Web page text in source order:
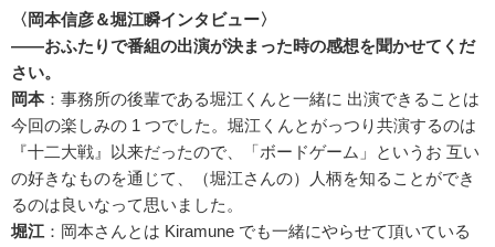
〈岡本信彦＆堀江瞬インタビュー〉
――おふたりで番組の出演が決まった時の感想を聞かせてくだ
さい。
岡本：事務所の後輩である堀江くんと一緒に 出演できることは
今回の楽しみの 1 つでした。堀江くんとがっつり共演するのは
『十二大戦』以来だったので、「ボードゲーム」というお 互い
の好きなものを通じて、（堀江さんの）人柄を知ることができ
るのは良いなって思いました。
堀江：岡本さんとは Kiramune でも一緒にやらせて頂いている